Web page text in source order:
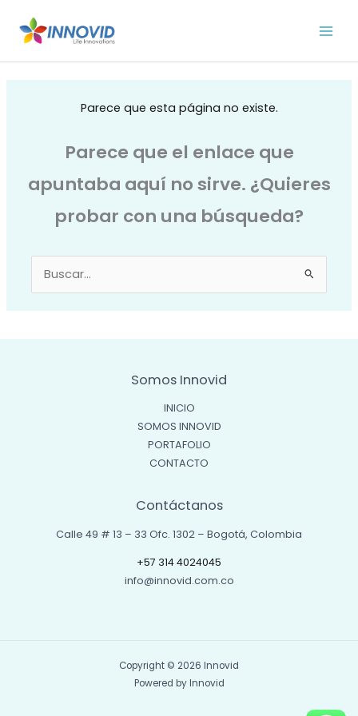
Parece que esta página no existe.
Parece que el enlace que
apuntaba aquí no sirve. ¿Quieres
probar con una búsqueda?
Buscar
por:
Somos Innovid
INICIO
SOMOS INNOVID
PORTAFOLIO
CONTACTO
Contáctanos
Calle 49 # 13 – 33 Ofc. 1302 – Bogotá, Colombia
+57 314 4024045
info@innovid.com.co
Copyright © 2026 Innovid
Powered by Innovid